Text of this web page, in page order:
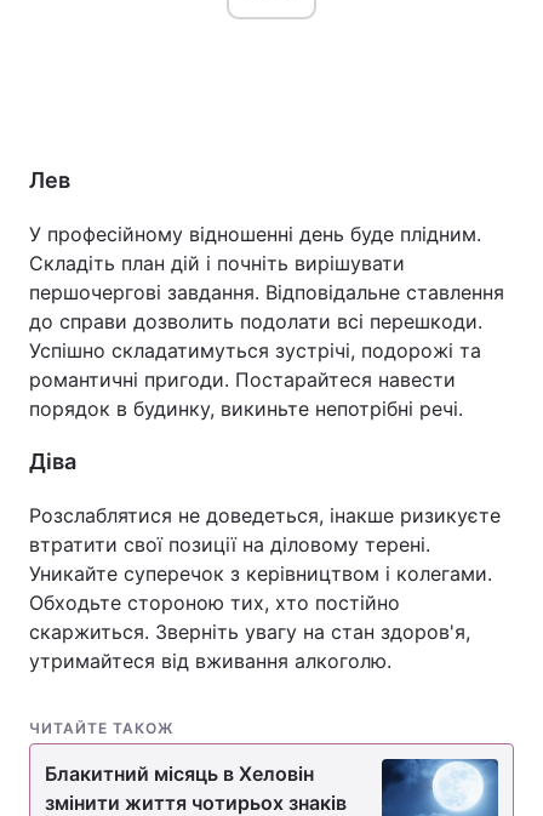
Лев
У професійному відношенні день буде плідним.
Складіть план дій і почніть вирішувати
першочергові завдання. Відповідальне ставлення
до справи дозволить подолати всі перешкоди.
Успішно складатимуться зустрічі, подорожі та
романтичні пригоди. Постарайтеся навести
порядок в будинку, викиньте непотрібні речі.
Діва
Розслаблятися не доведеться, інакше ризикуєте
втратити свої позиції на діловому терені.
Уникайте суперечок з керівництвом і колегами.
Обходьте стороною тих, хто постійно
скаржиться. Зверніть увагу на стан здоров'я,
утримайтеся від вживання алкоголю.
ЧИТАЙТЕ ТАКОЖ
Блакитний місяць в Хеловін
змінити життя чотирьох знаків